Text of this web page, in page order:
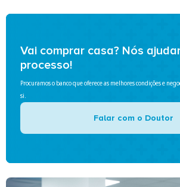
Vai comprar casa? Nós
processo!
Procuramos o banco que oferece as melhores condições e
si.
Falar com o Doutor